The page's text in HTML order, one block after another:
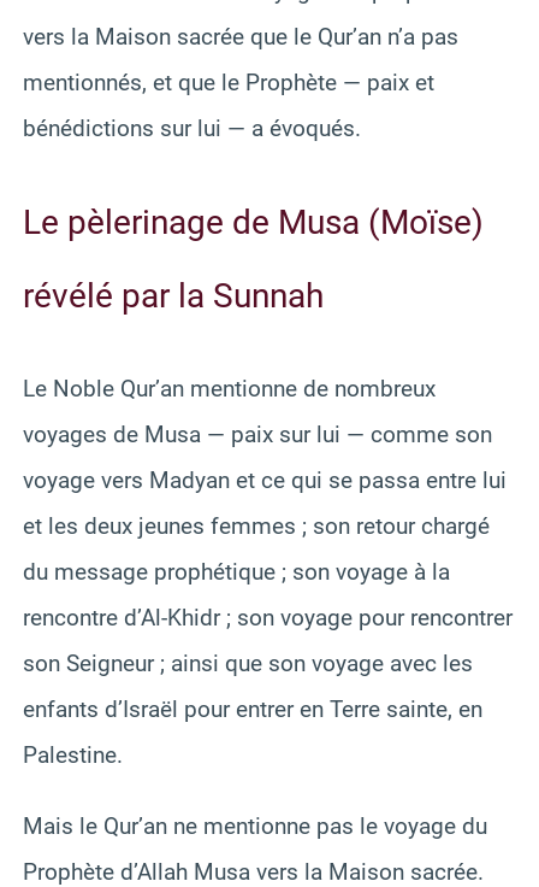
vers la Maison sacrée que le Qur’an n’a pas
mentionnés, et que le Prophète — paix et
bénédictions sur lui — a évoqués.
Le pèlerinage de Musa (Moïse)
révélé par la Sunnah
Le Noble Qur’an mentionne de nombreux
voyages de Musa — paix sur lui — comme son
voyage vers Madyan et ce qui se passa entre lui
et les deux jeunes femmes ; son retour chargé
du message prophétique ; son voyage à la
rencontre d’Al-Khidr ; son voyage pour rencontrer
son Seigneur ; ainsi que son voyage avec les
enfants d’Israël pour entrer en Terre sainte, en
Palestine.
Mais le Qur’an ne mentionne pas le voyage du
Prophète d’Allah Musa vers la Maison sacrée.